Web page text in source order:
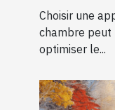
chambre
Choisir une
chambre peut
optimiser le...